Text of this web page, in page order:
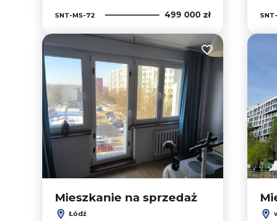
SNT-MS-72 499 000 zł
Dodaj do ulubionych
Mieszkanie na sprzedaż
Łódź